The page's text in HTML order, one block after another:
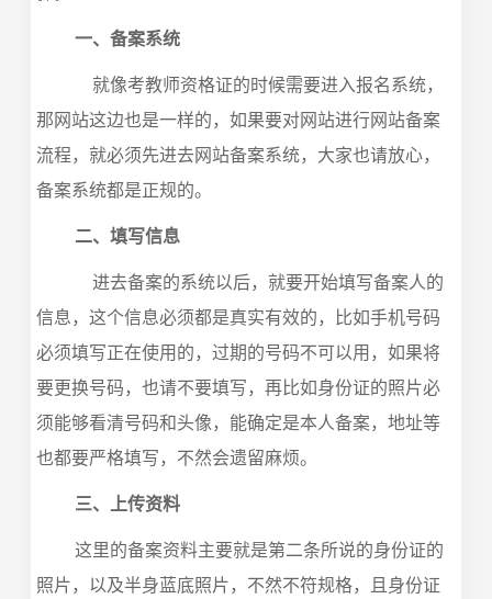
一、备案系统
就像考教师资格证的时候需要进入报名系统，
那网站这边也是一样的，如果要对网站进行网站备案
流程，就必须先进去网站备案系统，大家也请放心，
备案系统都是正规的。
二、填写信息
进去备案的系统以后，就要开始填写备案人的
信息，这个信息必须都是真实有效的，比如手机号码
必须填写正在使用的，过期的号码不可以用，如果将
要更换号码，也请不要填写，再比如身份证的照片必
须能够看清号码和头像，能确定是本人备案，地址等
也都要严格填写，不然会遗留麻烦。
三、上传资料
这里的备案资料主要就是第二条所说的身份证的
照片，以及半身蓝底照片，不然不符规格，且身份证